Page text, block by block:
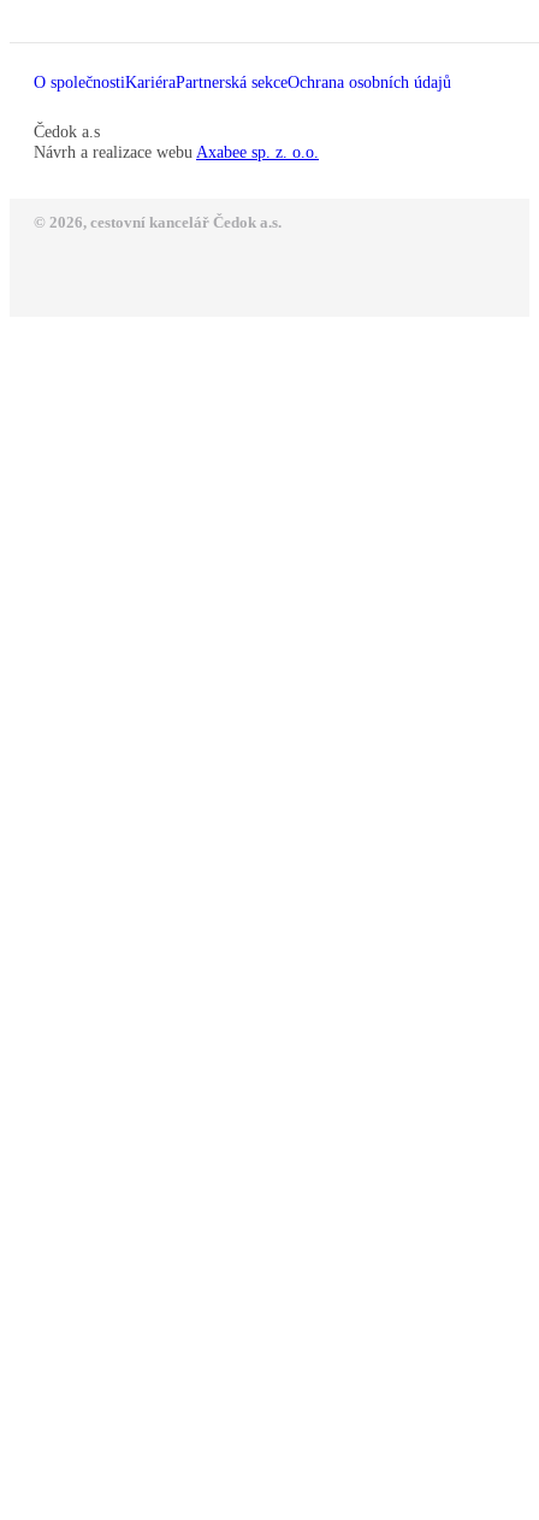
O společnostiKariéraPartnerská sekceOchrana osobních údajů
Čedok a.s
Návrh a realizace webu Axabee sp. z. o.o.
© 2026, cestovní kancelář Čedok a.s.